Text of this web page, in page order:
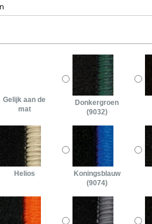
Gelijk aan de
mat
Donkergroen
(9032)
Helios
Koningsblauw
(9074)